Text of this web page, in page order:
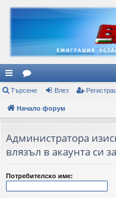
ъ
рз
вр
ки
ор
ум
Търсене Влез
Начало форум
Администратора
влязъл в акаунта си
Потребителско име: